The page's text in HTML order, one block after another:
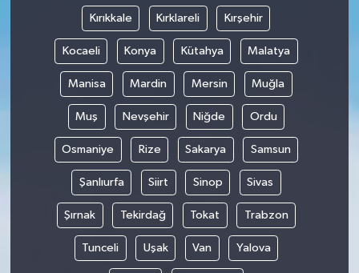
Kırıkkale Kırklareli Kırşehir
Kocaeli Konya Kütahya Malatya
Manisa Mardin Mersin Muğla
Muş Nevşehir Niğde Ordu
Osmaniye Rize Sakarya Samsun
Şanlıurfa Siirt Sinop Sivas
Şırnak Tekirdağ Tokat Trabzon
Tunceli Uşak Van Yalova